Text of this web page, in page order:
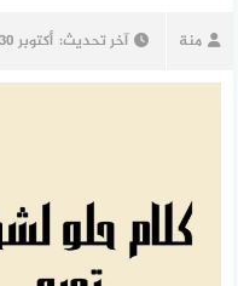
منة آخر تحديث: أكتوبر 30, 2024